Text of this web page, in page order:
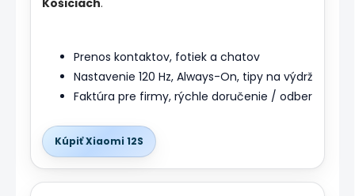
Prenos kontaktov, fotiek a chatov
Nastavenie 120 Hz, Always-On, tipy na výdrž
Faktúra pre firmy, rýchle doručenie / odber
Kúpiť Xiaomi 12S